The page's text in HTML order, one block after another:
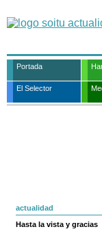
Portada
El Selector
actualidad
Hasta la vista y gracias